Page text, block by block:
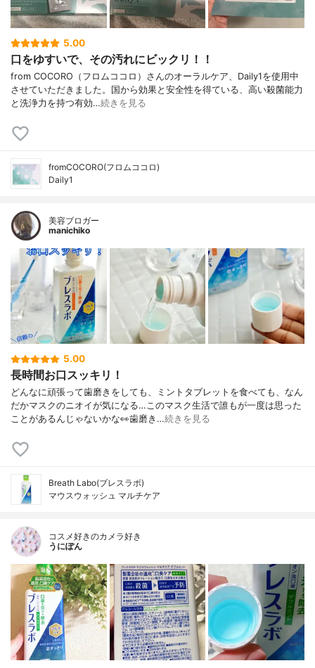
5.00
口をゆすいで、その汚れにビックリ！！
from COCORO（フロムココロ）さんのオーラルケア、Daily1を使用中
させていただきました。国から効果と安全性を得ている、高い殺菌能力
と洗浄力を持つ有効…続きを見る
fromCOCORO(フロムココロ)
Daily1
美容ブロガー
manichiko
5.00
長時間お口スッキリ！
どんなに頑張って歯磨きをしても、ミントタブレットを食べても、なん
だかマスクのニオイが気になる…このマスク生活で誰もが一度は思った
ことがあるんじゃないかな👀歯磨き…続きを見る
Breath Labo(ブレスラボ)
マウスウォッシュ マルチケア
コスメ好きのカメラ好き
うにぽん